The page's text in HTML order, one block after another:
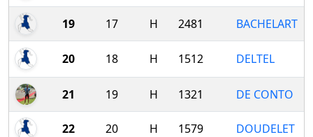
19 17 H 2481 BACHELART
20 18 H 1512 DELTEL
21 19 H 1321 DE CONTO
22 20 H 1579 DOUDELET